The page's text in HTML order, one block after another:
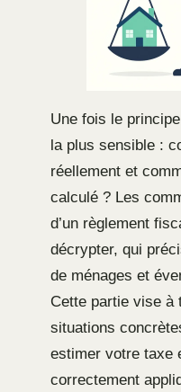
Une fois le
la plus sensible :
réellement et
calculé ? Les
d’un règlement
décrypter, qui
de ménages et
Cette partie vise à
situations
estimer votre taxe
correctement